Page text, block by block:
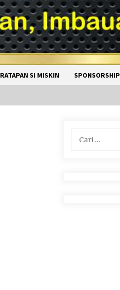
RATAPAN SI MISKIN SPONSORSHIP
untuk: